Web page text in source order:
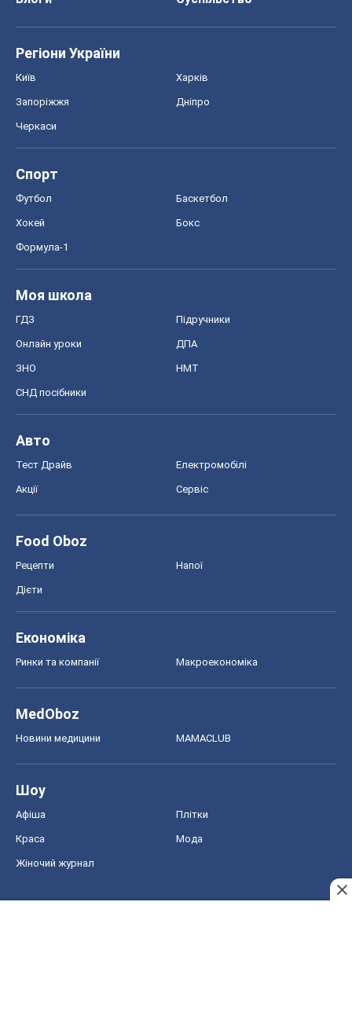
Регіони України
Київ Харків
Запоріжжя Дніпро
Черкаси
Спорт
Футбол Баскетбол
Хокей Бокс
Формула-1
Моя школа
ГДЗ Підручники
Онлайн уроки ДПА
ЗНО НМТ
СНД посібники
Авто
Тест Драйв Електромобілі
Акції Сервіс
Food Oboz
Рецепти Напої
Дієти
Економіка
Ринки та компанії Макроекономіка
MedOboz
Новини медицини MAMACLUB
Шоу
Афіша Плітки
Краса Мода
Жіночий журнал